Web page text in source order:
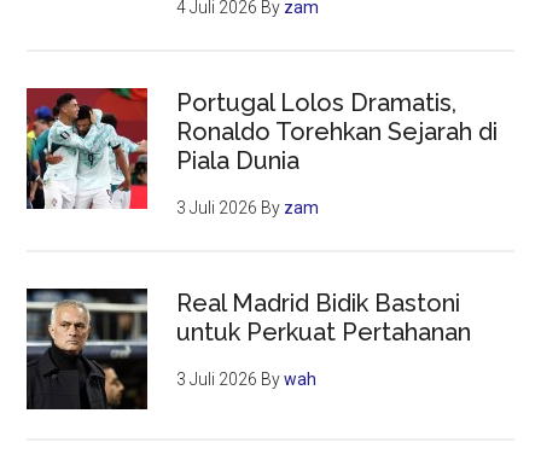
4 Juli 2026 By zam
Portugal Lolos Dramatis,
Ronaldo Torehkan Sejarah di
Piala Dunia
3 Juli 2026 By zam
Real Madrid Bidik Bastoni
untuk Perkuat Pertahanan
3 Juli 2026 Bywah